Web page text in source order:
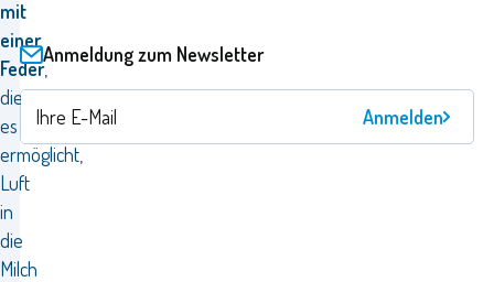
mit
einer
Feder,
die
es
ermöglicht,
Luft
in
die
Milch
Anmeldung zum Newsletter
Anmelden